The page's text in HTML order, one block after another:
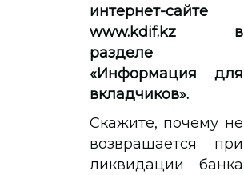
интернет-сайте
www.kdif.kz в
разделе
«Информация для
вкладчиков».
Скажите, почему не
возвращается при
ликвидации банка